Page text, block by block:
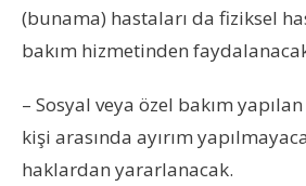
(bunama) hastaları da fiziksel
bakım hizmetinden
– Sosyal veya özel bakım
kişi arasında ayırım
haklardan yararlanacak.